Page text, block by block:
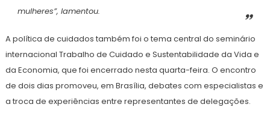
mulheres”, lamentou.
A política de cuidados também foi o tema central do seminário
internacional Trabalho de Cuidado e Sustentabilidade da Vida e
da Economia, que foi encerrado nesta quarta-feira. O encontro
de dois dias promoveu, em Brasília, debates com especialistas e
a troca de experiências entre representantes de delegações.